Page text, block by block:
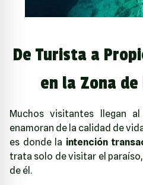
De Turista a
en la Zona
Muchos visitantes llegan
enamoran de la calidad de
es donde la intención
trata solo de visitar el
de él.